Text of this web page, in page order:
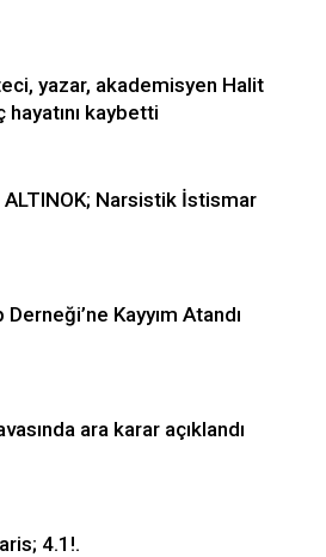
yazar, akademisyen Halit
hayatını kaybetti
ALTINOK; Narsistik İstismar
Derneği’ne Kayyım Atandı
ara karar açıklandı
4.1!.